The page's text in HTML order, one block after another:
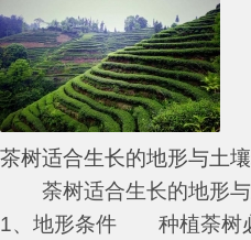
茶树适合生长的地形与土
荼树适合生长的地形
1、地形条件 种植荼树